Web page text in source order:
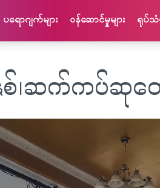
ပရောဂျက်များ ဝန်​ဆောင်​မှု​များ ရုပ်သံ
၊ဆက်ကပ်ဆုတ